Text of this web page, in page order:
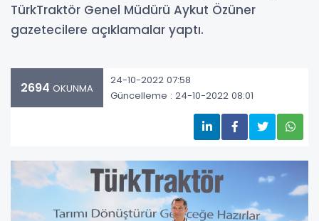
TürkTraktör Genel Müdürü Aykut Özüner
gazetecilere açıklamalar yaptı.
2694 OKUNMA
24-10-2022 07:58
Güncelleme : 24-10-2022 08:01